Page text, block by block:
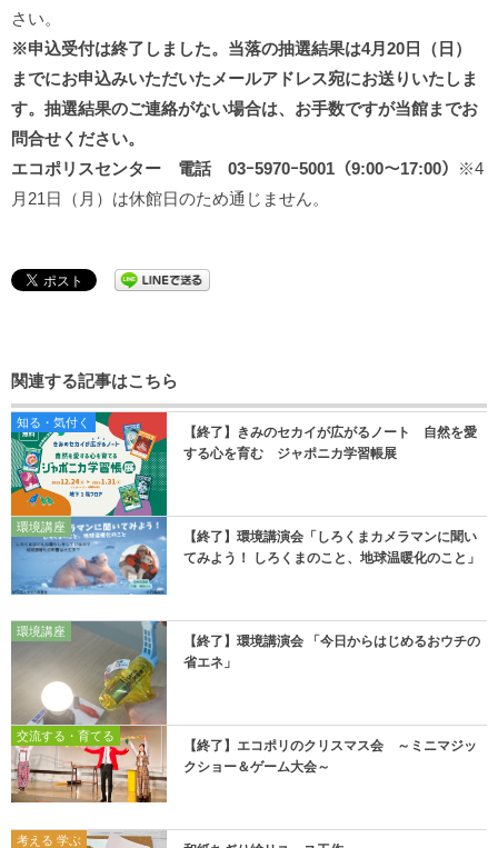
さい。
※申込受付は終了しました。当落の抽選結果は4月20日（日）
までにお申込みいただいたメールアドレス宛にお送りいたしま
す。抽選結果のご連絡がない場合は、お手数ですが当館までお
問合せください。
エコポリスセンター 電話 03ｰ5970ｰ5001（9:00～17:00）
※4
月21日（月）は休館日のため通じません。
関連する記事はこちら
知る・気付く
【終了】きみのセカイが広がるノート 自然を愛
する心を育む ジャポニカ学習帳展
環境講座
【終了】環境講演会「しろくまカメラマンに聞い
てみよう！ しろくまのこと、地球温暖化のこと」
環境講座
【終了】環境講演会 「今日からはじめるおウチの
省エネ」
交流する・育てる
【終了】エコポリのクリスマス会 ～ミニマジッ
クショー＆ゲーム大会～
考える 学ぶ